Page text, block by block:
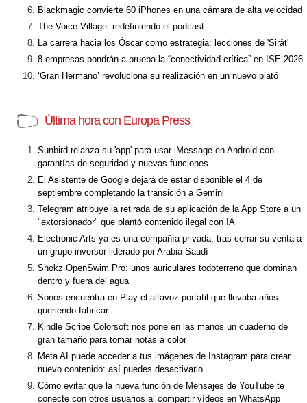
Blackmagic convierte 60 iPhones en una cámara de alta velocidad
The Voice Village: redefiniendo el podcast
La carrera hacia los Óscar como estrategia: lecciones de 'Sirât'
8 empresas pondrán a prueba la “conectividad crítica” en ISE 2026
‘Gran Hermano’ revoluciona su realización en un nuevo plató
Última hora con Europa Press
Sunbird relanza su 'app' para usar iMessage en Android con
garantías de seguridad y nuevas funciones
El Asistente de Google dejará de estar disponible el 4 de
septiembre completando la transición a Gemini
Telegram atribuye la retirada de su aplicación de la App Store a un
"extorsionador" que plantó contenido ilegal con IA
Electronic Arts ya es una compañía privada, tras cerrar su venta a
un grupo inversor liderado por Arabia Saudí
Shokz OpenSwim Pro: unos auriculares todoterreno que dominan
dentro y fuera del agua
Sonos encuentra en Play el altavoz portátil que llevaba años
queriendo fabricar
Kindle Scribe Colorsoft nos pone en las manos un cuaderno de
gran tamaño para tomar notas a color
Meta AI puede acceder a tus imágenes de Instagram para crear
nuevo contenido: así puedes desactivarlo
Cómo evitar que la nueva función de Mensajes de YouTube te
conecte con otros usuarios al compartir vídeos en WhatsApp